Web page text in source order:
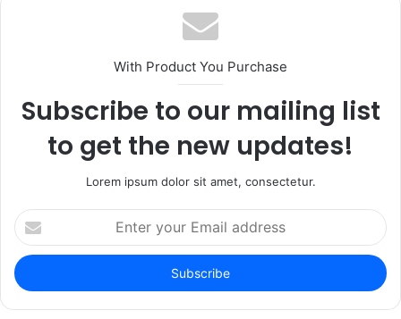
With Product You Purchase
Subscribe to our mailing list
to get the new updates!
Lorem ipsum dolor sit amet, consectetur.
Enter
your
Email
address